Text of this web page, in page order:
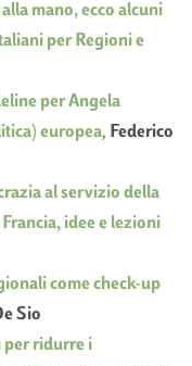
mano, ecco alcuni
per Regioni e
per Angela
europea, Federico
al servizio della
idee e lezioni
come check-up
Sio
per ridurre i